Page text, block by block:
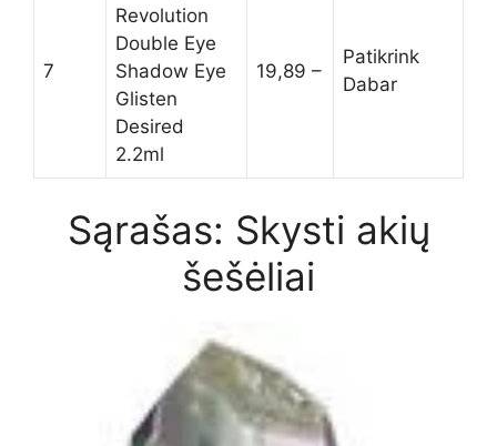
7
Revolution
Double Eye
Shadow Eye
Glisten
Desired
2.2ml
19,89 –
Patikrink
Dabar
Sąrašas: Skysti akių
šešėliai